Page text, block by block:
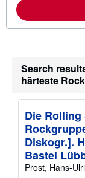
Search
härteste
Die
Diskogr.].
Bastei
Prost, Hans-